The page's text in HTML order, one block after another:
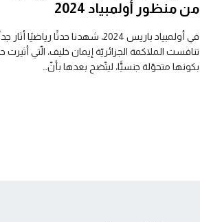
من منظور أولمبياد 2024
في أولمبياد باريس 2024، شهدنا حدثًا
تنافست الملاكمة الجزائريّة إيمان خليف، الّتي
بكونها متحوّلة جنسيًّا، ليتّضح بعدها بأنّ…